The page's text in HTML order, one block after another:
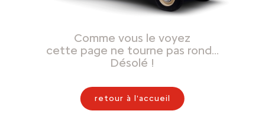
Comme vous le voyez
cette page ne tourne pas rond…
Désolé !
retour à l'accueil